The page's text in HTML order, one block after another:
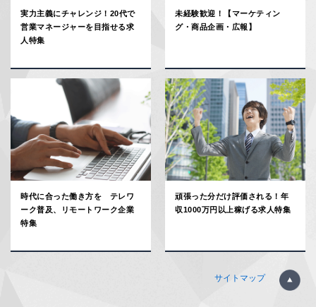
実力主義にチャレンジ！20代で
営業マネージャーを目指せる求
人特集
未経験歓迎！【マーケティン
グ・商品企画・広報】
時代に合った働き方を テレワ
ーク普及、リモートワーク企業
特集
頑張った分だけ評価される！年
収1000万円以上稼げる求人特集
サイトマップ